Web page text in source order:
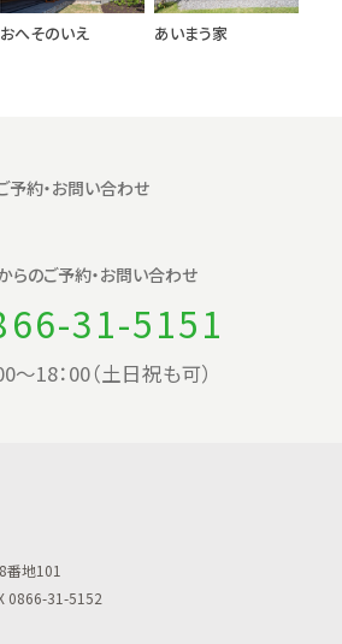
おへそのいえ あいまう家
予約・お問い合わせ
らのご予約・お問い合わせ
31-5151
〜18：00（土日祝も可）
番地101
0866-31-5152